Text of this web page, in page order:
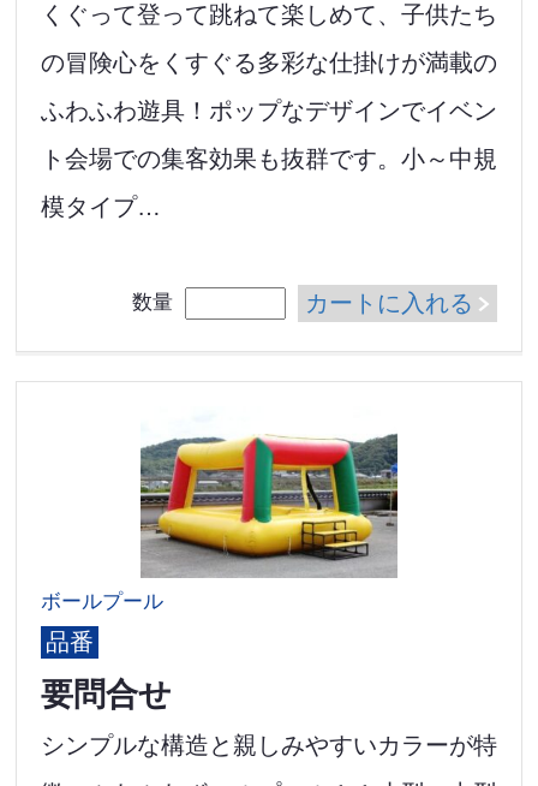
くぐって登って跳ねて楽しめて、子供たち
の冒険心をくすぐる多彩な仕掛けが満載の
ふわふわ遊具！ポップなデザインでイベン
ト会場での集客効果も抜群です。小～中規
模タイプ…
数量 カートに入れる
ボールプール
品番
要問合せ
シンプルな構造と親しみやすいカラーが特